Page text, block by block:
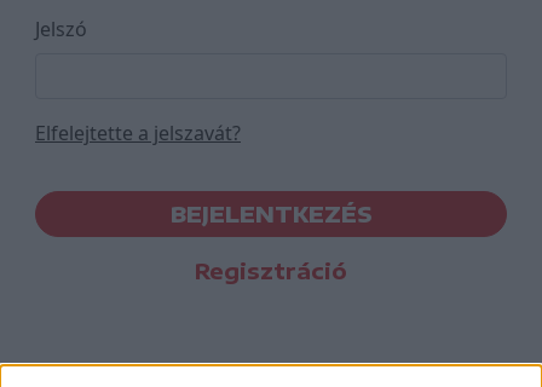
Jelszó
Elfelejtette a jelszavát?
BEJELENTKEZÉS
Regisztráció